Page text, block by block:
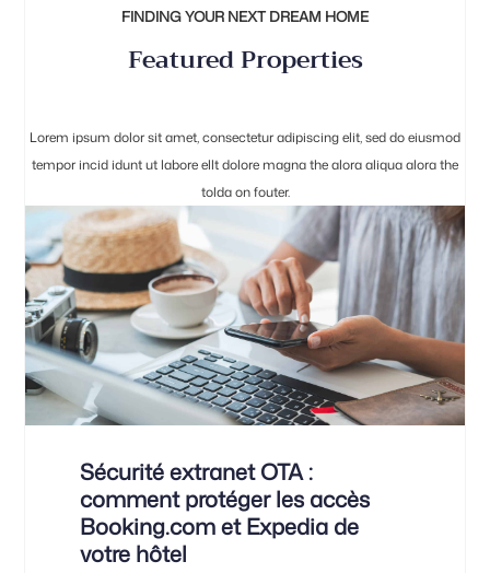
FINDING YOUR NEXT DREAM HOME
Featured Properties
Lorem ipsum dolor sit amet, consectetur adipiscing elit, sed do eiusmod
tempor incid idunt ut labore ellt dolore magna the alora aliqua alora the
tolda on fouter.
Sécurité extranet OTA :
comment protéger les accès
Booking.com et Expedia de
votre hôtel